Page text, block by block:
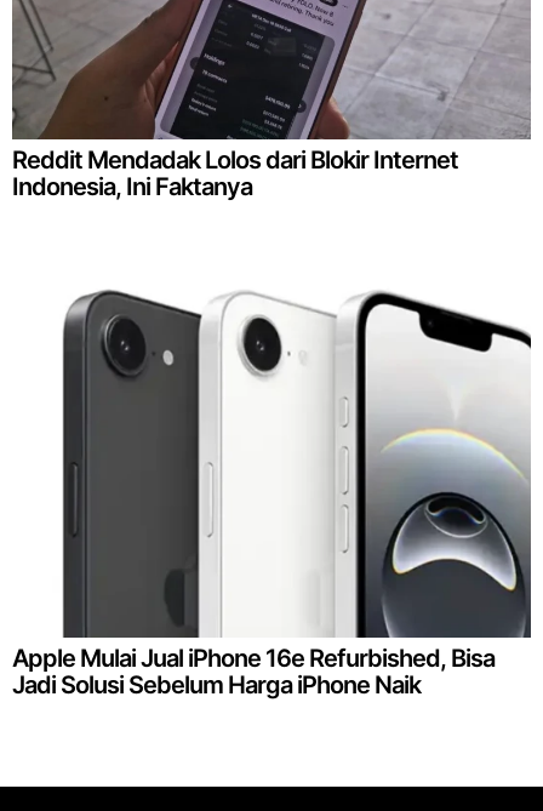
Reddit Mendadak Lolos dari Blokir Internet
Indonesia, Ini Faktanya
Apple Mulai Jual iPhone 16e Refurbished, Bisa
Jadi Solusi Sebelum Harga iPhone Naik